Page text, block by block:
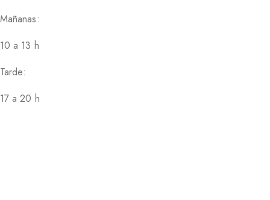
Mañanas:
10 a 13 h
Tarde:
17 a 20 h